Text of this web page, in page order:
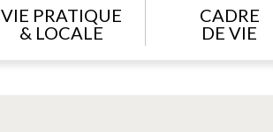
VIE PRATIQUE
& LOCALE
CADRE
DE VIE